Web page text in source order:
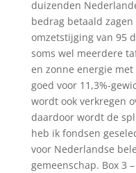
duizenden
bedrag betaald
omzetstijging van 95
soms wel meerdere
en zonne energie
goed voor 11,3%-
wordt ook verkregen
daardoor wordt de
heb ik fondsen
voor Nederlandse
gemeenschap. Box 3